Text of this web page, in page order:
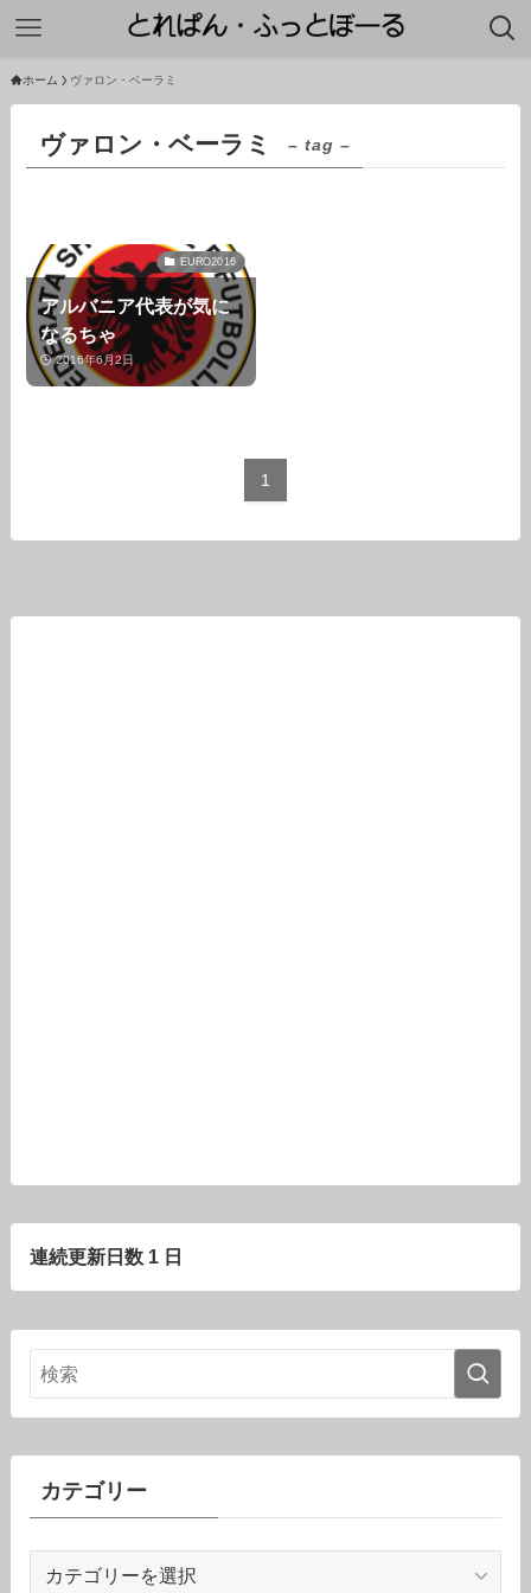
ホーム ヴァロン・ベーラミ
ヴァロン・ベーラミ – tag –
EURO2016
アルバニア代表が気に
なるちゃ
2016年6月2日
1
連続更新日数 1 日
カテゴリー